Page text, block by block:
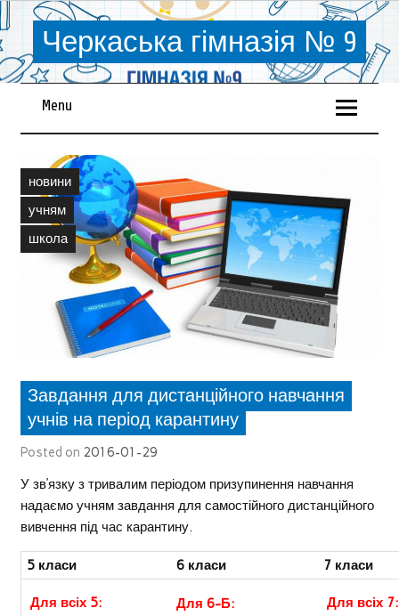
Черкаська гімназія № 9
Menu
новини
учням
школа
Завдання для дистанційного навчання
учнів на період карантину
Posted on 2016-01-29
У зв’язку з тривалим періодом призупинення навчання
надаємо учням завдання для самостійного дистанційного
вивчення під час карантину.
5 класи 6 класи 7 класи
Для всіх 5:
Для 6-Б:
Для всіх 7: